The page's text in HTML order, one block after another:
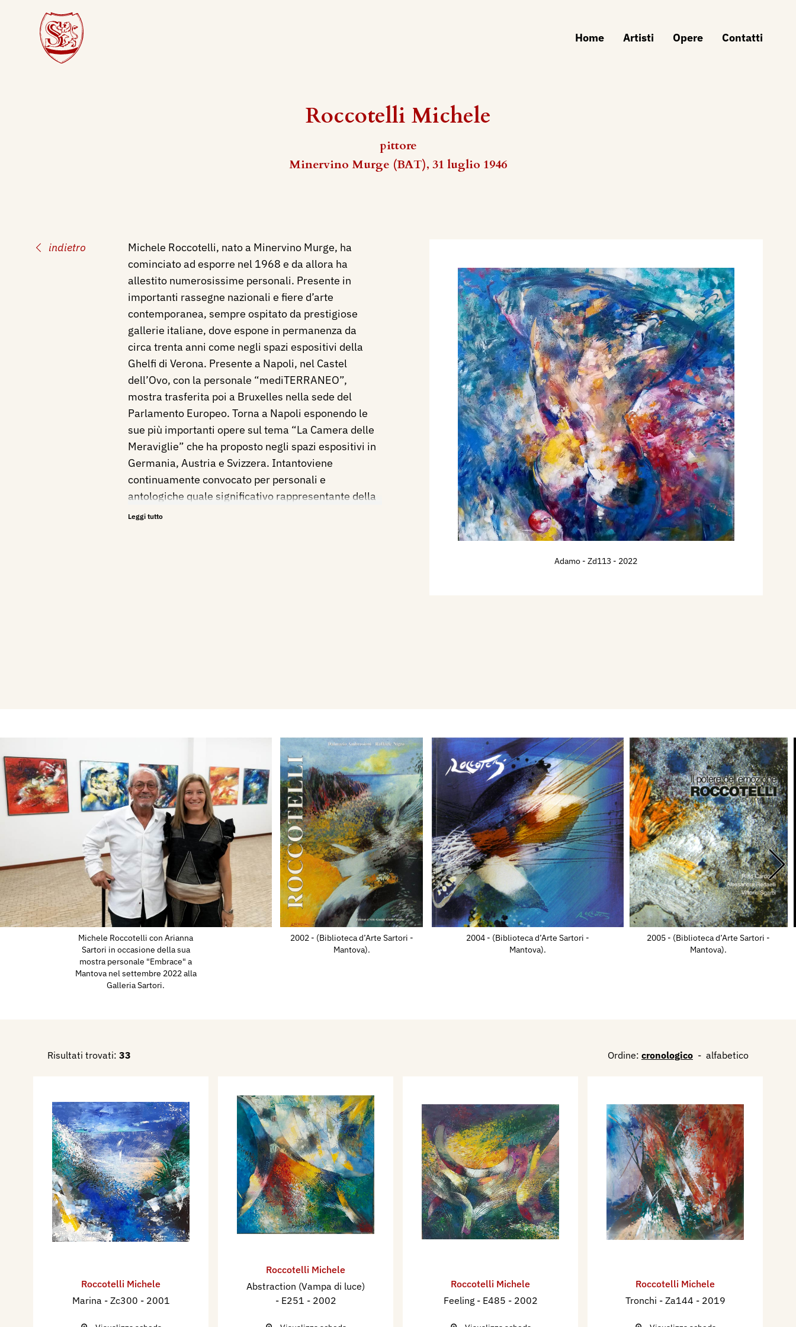
Home Artisti Opere Contatti
Roccotelli Michele
pittore
Minervino Murge (BAT), 31 luglio 1946
indietro
Adamo - Zd113 - 2022
Michele Roccotelli, nato a Minervino Murge, ha
cominciato ad esporre nel 1968 e da allora ha
allestito numerosissime personali. Presente in
importanti rassegne nazionali e fiere d’arte
contemporanea, sempre ospitato da prestigiose
gallerie italiane, dove espone in permanenza da
circa trenta anni come negli spazi espositivi della
Ghelfi di Verona. Presente a Napoli, nel Castel
dell’Ovo, con la personale “mediTERRANEO”,
mostra trasferita poi a Bruxelles nella sede del
Parlamento Europeo. Torna a Napoli esponendo le
sue più importanti opere sul tema “La Camera delle
Meraviglie” che ha proposto negli spazi espositivi in
Germania, Austria e Svizzera. Intantoviene
continuamente convocato per personali e
antologiche quale significativo rappresentante della
pittura locale e si dedica alla ceramica prendendo
mostre in gallerie d’arte e spazi espositivi pubblici e
privati. Le ultime mostre a Mantova presso la
Galleria Sartori e a Milano nella galleria di Elena
Ferrari hanno riscosso vivo successo.
Contatti:
E-mail:micheleroccotelli@libero.it
Sito Internet:
www.roccotelli.it
Poetica:
“Per tentare una nuova presentazione delle mie più
recenti opere di pittura e collocazione soprattutto in
situazioni private e pubbliche sono qui a proporle su
queste due pagine di Rivista periodico bimestrale
d’Arte e Cultura, dipinti BIG dal titolo “Sogni Appesi”
albori: cicli di idee che portano serie di opere di
Ora questi cicli di figure rincorrono voli abbozzati.
Voli che dialogano tra loro, lasciando spazio
all’intuizione di una possibile morfogenesi. Forme
evolute, incarnate su linee e spazi, che si
frantumano, si compenetrano a volte in sintesi
operative diventando vibranti. Gocciolature che
richiamano l’action painting del lontano ricordo di
Jackson Pollock. Scrive Toti Carpentieri “Ribadita, a
ben guardare, nelle altre opere dislocate negli anni…
si modificano secondo un’astrazione progressiva,
figurali. Puranco embrionali, ma assolutamente tali.”
Colore e materia si avvicendano nella costruzione di
Leggi tutto
Michele Roccotelli con Arianna
Sartori in occasione della sua
mostra personale "Embrace" a
Mantova nel settembre 2022 alla
Galleria Sartori.
2002 - (Biblioteca d’Arte Sartori -
Mantova).
2004 - (Biblioteca d’Arte Sartori -
Mantova).
2005 - (Biblioteca d’Arte Sartori -
Mantova).
Risultati trovati: 33 Ordine: cronologico - alfabetico
Roccotelli Michele
Marina - Zc300 - 2001
Roccotelli Michele
Abstraction (Vampa di luce)
- E251 - 2002
Roccotelli Michele
Feeling - E485 - 2002
Roccotelli Michele
Tronchi - Za144 - 2019